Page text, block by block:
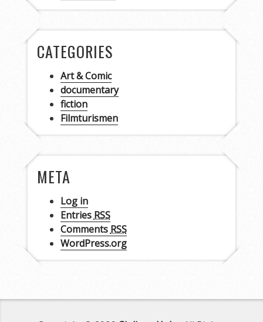
CATEGORIES
Art & Comic
documentary
fiction
Filmturismen
META
Log in
Entries RSS
Comments RSS
WordPress.org